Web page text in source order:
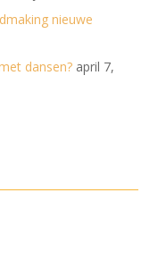
nieuwe
dansen? april 7,